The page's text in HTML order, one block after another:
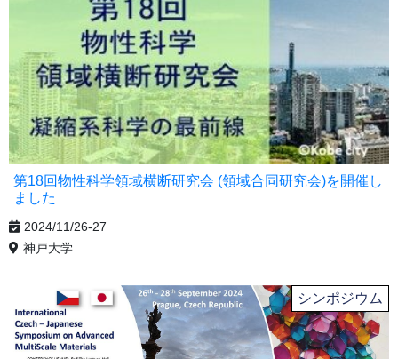
第18回物性科学領域横断研究会 (領域合同研究会)を開催し
ました
2024/11/26-27
神戸大学
シンポジウム